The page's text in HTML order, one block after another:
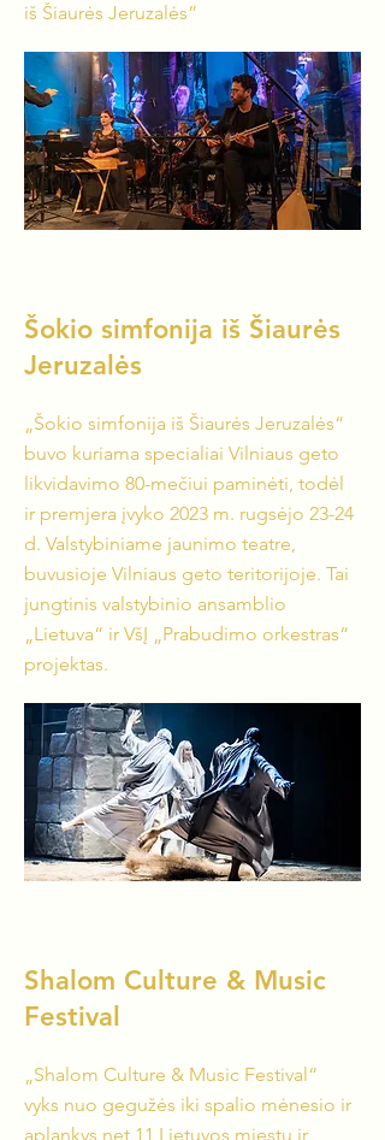
iš Šiaurės Jeruzalės”
Šokio simfonija iš Šiaurės
Jeruzalės
„Šokio simfonija iš Šiaurės Jeruzalės“
buvo kuriama specialiai Vilniaus geto
likvidavimo 80-mečiui paminėti, todėl
ir premjera įvyko 2023 m. rugsėjo 23-24
d. Valstybiniame jaunimo teatre,
buvusioje Vilniaus geto teritorijoje. Tai
jungtinis valstybinio ansamblio
„Lietuva“ ir VšĮ „Prabudimo orkestras“
projektas.
Shalom Culture & Music
Festival
„Shalom Culture & Music Festival“
vyks nuo gegužės iki spalio mėnesio ir
aplankys net 11 Lietuvos miestų ir